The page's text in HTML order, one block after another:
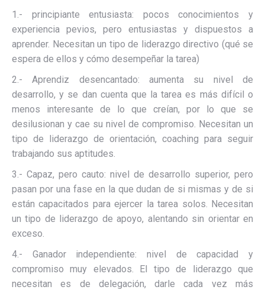
1.- principiante entusiasta: pocos conocimientos y
experiencia pevios, pero entusiastas y dispuestos a
aprender. Necesitan un tipo de liderazgo directivo (qué se
espera de ellos y cómo desempeñar la tarea)
2.- Aprendiz desencantado: aumenta su nivel de
desarrollo, y se dan cuenta que la tarea es más difícil o
menos interesante de lo que creían, por lo que se
desilusionan y cae su nivel de compromiso. Necesitan un
tipo de liderazgo de orientación, coaching para seguir
trabajando sus aptitudes.
3.- Capaz, pero cauto: nivel de desarrollo superior, pero
pasan por una fase en la que dudan de si mismas y de si
están capacitados para ejercer la tarea solos. Necesitan
un tipo de liderazgo de apoyo, alentando sin orientar en
exceso.
4.- Ganador independiente: nivel de capacidad y
compromiso muy elevados. El tipo de liderazgo que
necesitan es de delegación, darle cada vez más